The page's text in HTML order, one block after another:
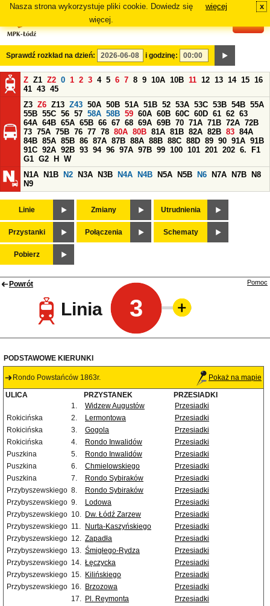
Nasza strona wykorzystuje pliki cookie. Dowiedz się
więcej.
więcej x
Sprawdź rozkład na dzień: i godzinę:
Z Z1 Z2 0 1 2 3 4 5 6 7 8 9 10A 10B 11 12 13 14 15 16
41 43 45
Z3 Z6 Z13 Z43 50A 50B 51A 51B 52 53A 53C 53B 54B 55A
55B 55C 56 57 58A 58B 59 60A 60B 60C 60D 61 62 63
64A 64B 65A 65B 66 67 68 69A 69B 70 71A 71B 72A 72B
73 75A 75B 76 77 78 80A 80B 81A 81B 82A 82B 83 84A
84B 85A 85B 86 87A 87B 88A 88B 88C 88D 89 90 91A 91B
91C 92A 92B 93 94 96 97A 97B 99 100 101 201 202 6.
F1
G1 G2 H
W
N1A
N1B N2 N3A N3B N4A N4B N5A N5B N6 N7A N7B
N8
N9
Linie Zmiany Utrudnienia
Przystanki Połączenia Schematy
Pobierz
Powrót
Linia 3
Pomoc
PODSTAWOWE KIERUNKI
Rondo Powstańców 1863r. Pokaż na mapie
ULICA PRZYSTANEK
PRZESIADKI
1.
Widzew Augustów
Przesiadki
Rokicińska
2. Lermontowa
Przesiadki
Rokicińska
3. Gogola
Przesiadki
Rokicińska
4. Rondo Inwalidów
Przesiadki
Puszkina
5. Rondo Inwalidów
Przesiadki
Puszkina
6. Chmielowskiego
Przesiadki
Puszkina
7. Rondo Sybiraków
Przesiadki
Przybyszewskiego 8. Rondo Sybiraków
Przesiadki
Przybyszewskiego 9. Lodowa
Przesiadki
Przybyszewskiego 10. Dw. Łódź Zarzew
Przesiadki
Przybyszewskiego 11. Nurta-Kaszyńskiego
Przesiadki
Przybyszewskiego 12. Zapadła
Przesiadki
Przybyszewskiego 13. Śmigłego-Rydza
Przesiadki
Przybyszewskiego 14. Łęczycka
Przesiadki
Przybyszewskiego 15. Kilińskiego
Przesiadki
Przybyszewskiego 16. Brzozowa
Przesiadki
17. Pl. Reymonta
Przesiadki